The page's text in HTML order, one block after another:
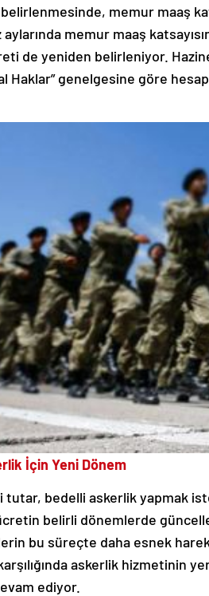
memur maaş
memur maaş
de yeniden belirleniyor.
Haklar” genelgesine göre
İçin Yeni Dönem
tutar, bedelli askerlik yapmak
belirli dönemlerde
bu süreçte daha esnek
askerlik hizmetinin
ediyor.